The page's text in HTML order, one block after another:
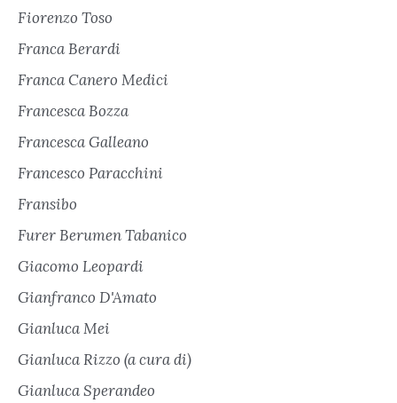
Fiorenzo Toso
Franca Berardi
Franca Canero Medici
Francesca Bozza
Francesca Galleano
Francesco Paracchini
Fransibo
Furer Berumen Tabanico
Giacomo Leopardi
Gianfranco D'Amato
Gianluca Mei
Gianluca Rizzo (a cura di)
Gianluca Sperandeo